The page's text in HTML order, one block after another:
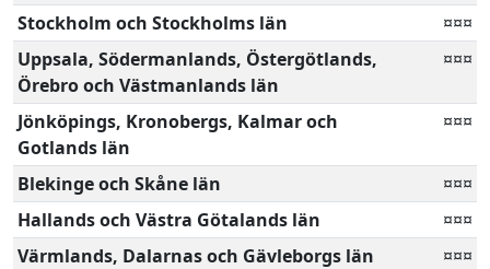
Stockholm och Stockholms län
¤¤¤
Uppsala, Södermanlands, Östergötlands,
Örebro och Västmanlands län
¤¤¤
Jönköpings, Kronobergs, Kalmar och
Gotlands län
¤¤¤
Blekinge och Skåne län
¤¤¤
Hallands och Västra Götalands län
¤¤¤
Värmlands, Dalarnas och Gävleborgs län
¤¤¤